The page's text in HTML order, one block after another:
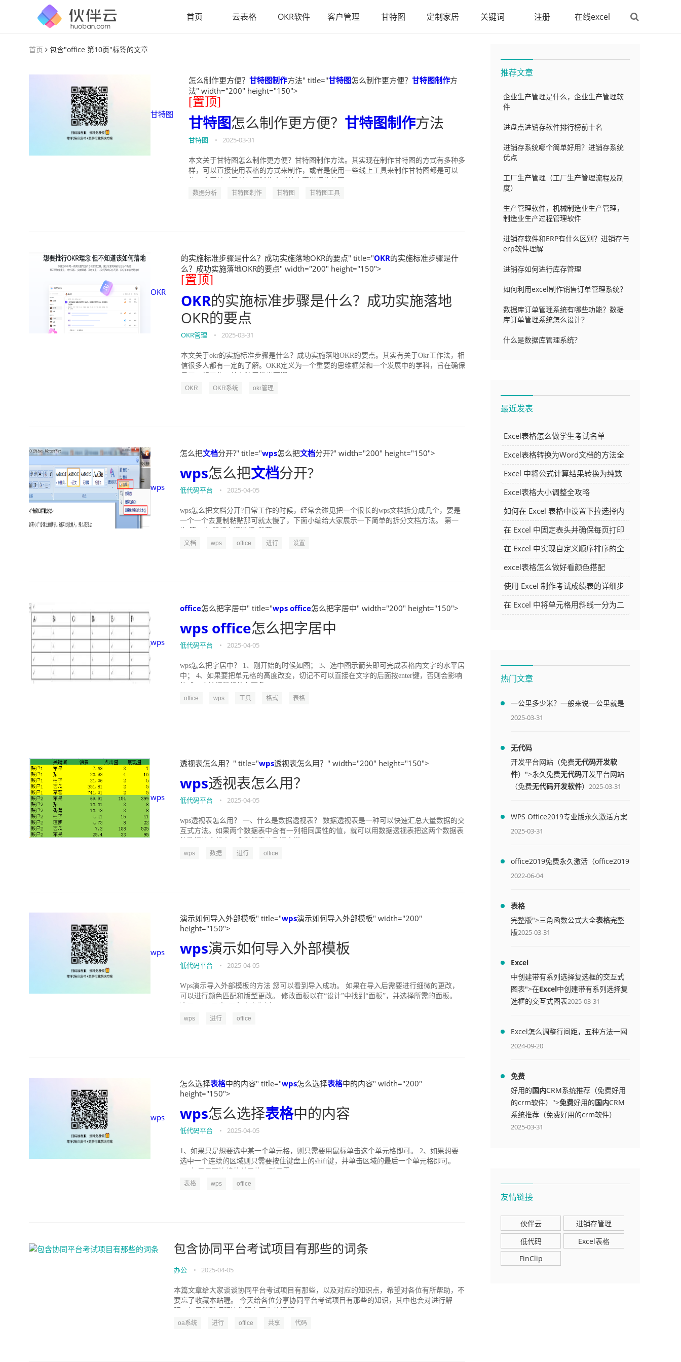
首页 云表格 OKR软件 客户管理 甘特图 定制家居 关键词 注册 在线excel
首页 包含"office 第10页"标签的文章
甘特图
怎么制作更方便？ 甘特图制作方法" title="甘特图怎么制作更方便？ 甘特图制作方
法" width="200" height="150">
[置顶]
甘特图怎么制作更方便？ 甘特图制作方法
甘特图 • 2025-03-31
本文关于甘特图怎么制作更方便？甘特图制作方法。其实现在制作甘特图的方式有多种多
样，可以直接使用表格的方式来制作，或者是使用一些线上工具来制作甘特图都是可以
数据分析 甘特图制作 甘特图 甘特图工具
OKR
的实施标准步骤是什么？成功实施落地OKR的要点" title="OKR的实施标准步骤是什
么？成功实施落地OKR的要点" width="200" height="150">
[置顶]
OKR的实施标准步骤是什么？成功实施落地
OKR的要点
OKR管理 • 2025-03-31
本文关于okr的实施标准步骤是什么？成功实施落地OKR的要点。其实有关于Okr工作法，相
信很多人都有一定的了解。OKR定义为一个重要的思维框架和一个发展中的学科，旨在确保
OKR OKR系统 okr管理
wps
怎么把文档分开?" title="wps怎么把文档分开?" width="200" height="150">
wps怎么把文档分开?
低代码平台 • 2025-04-05
wps怎么把文档分开?日常工作的时候，经常会碰见把一个很长的wps文档拆分成几个，要是
一个一个去复制粘贴那可就太慢了，下面小编给大家展示一下简单的拆分文档方法。 第一
文档 wps office 进行 设置
wps
office怎么把字居中" title="wps office怎么把字居中" width="200" height="150">
wps office怎么把字居中
低代码平台 • 2025-04-05
wps怎么把字居中？ 1、刚开始的时候如图； 3、选中图示箭头即可完成表格内文字的水平居
中； 4、如果要把单元格的高度改变，切记不可以直接在文字的后面按enter键，否则会影响
office wps 工具 格式 表格
wps
透视表怎么用？" title="wps透视表怎么用？" width="200" height="150">
wps透视表怎么用？
低代码平台 • 2025-04-05
wps透视表怎么用？ 一、什么是数据透视表？ 数据透视表是一种可以快速汇总大量数据的交
互式方法。如果两个数据表中含有一列相同属性的值，就可以用数据透视表把这两个数据表
wps 数据 进行 office
wps
演示如何导入外部模板" title="wps演示如何导入外部模板" width="200"
height="150">
wps演示如何导入外部模板
低代码平台 • 2025-04-05
Wps演示导入外部模板的方法 您可以看到导入成功。 如果在导入后需要进行细微的更改，
可以进行颜色匹配和版型更改。 修改面板以在“设计”中找到“面板”，并选择所需的面板。
wps 进行 office
wps
怎么选择表格中的内容" title="wps怎么选择表格中的内容" width="200"
height="150">
wps怎么选择表格中的内容
低代码平台 • 2025-04-05
1、如果只是想要选中某一个单元格，则只需要用鼠标单击这个单元格即可。 2、如果想要
选中一个连续的区域则只需要按住键盘上的shift键，并单击区域的最后一个单元格即可。
表格 wps office
包含协同平台考试项目有那些的词条
办公 • 2025-04-05
本篇文章给大家谈谈协同平台考试项目有那些，以及对应的知识点，希望对各位有所帮助，不
要忘了收藏本站喔。 今天给各位分享协同平台考试项目有那些的知识，其中也会对进行解
oa系统 进行 office 共享 代码
推荐文章
企业生产管理是什么，企业生产管理软
件
进盘点进销存软件排行榜前十名
进销存系统哪个简单好用？进销存系统
优点
工厂生产管理（工厂生产管理流程及制
度）
生产管理软件，机械制造业生产管理，
制造业生产过程管理软件
进销存软件和ERP有什么区别？进销存与
erp软件理解
进销存如何进行库存管理
如何利用excel制作销售订单管理系统？
数据库订单管理系统有哪些功能？数据
库订单管理系统怎么设计？
什么是数据库管理系统？
最近发表
Excel表格怎么做学生考试名单
Excel表格转换为Word文档的方法全
解析
Excel 中将公式计算结果转换为纯数
字的多种方法
Excel表格大小调整全攻略
如何在 Excel 表格中设置下拉选择内
容
在 Excel 中固定表头并确保每页打印
时都显示表头的方法详解
在 Excel 中实现自定义顺序排序的全
面指南
excel表格怎么做好看颜色搭配
使用 Excel 制作考试成绩表的详细步
骤及技巧
在 Excel 中将单元格用斜线一分为二
热门文章
一公里多少米？一般来说一公里就是
1000米
2025-03-31
无代码
开发平台网站（免费无代码开发软
件）">永久免费无代码开发平台网站
（免费无代码开发软件） 2025-03-31
WPS Office2019专业版永久激活方案
(附终身授权序列号)
2025-03-31
office2019免费永久激活（office2019
免费永久激活码）
2022-06-04
表格
完整版">三角函数公式大全表格完整
版2025-03-31
Excel
中创建带有系列选择复选框的交互式
图表">在Excel中创建带有系列选择复
选框的交互式图表2025-03-31
Excel怎么调整行间距，五种方法一网
打尽
2024-09-20
免费
好用的国内CRM系统推荐（免费好用
的crm软件）">免费好用的国内CRM
系统推荐（免费好用的crm软件）
2025-03-31
友情链接
伙伴云
进销存管理
低代码
Excel表格
FinClip